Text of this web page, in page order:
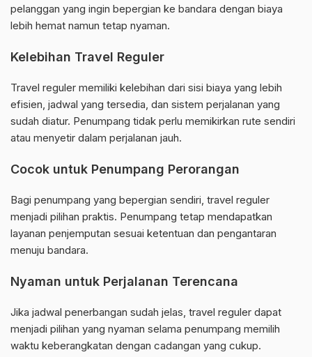
pelanggan yang ingin bepergian ke bandara dengan biaya
lebih hemat namun tetap nyaman.
Kelebihan Travel Reguler
Travel reguler memiliki kelebihan dari sisi biaya yang lebih
efisien, jadwal yang tersedia, dan sistem perjalanan yang
sudah diatur. Penumpang tidak perlu memikirkan rute sendiri
atau menyetir dalam perjalanan jauh.
Cocok untuk Penumpang Perorangan
Bagi penumpang yang bepergian sendiri, travel reguler
menjadi pilihan praktis. Penumpang tetap mendapatkan
layanan penjemputan sesuai ketentuan dan pengantaran
menuju bandara.
Nyaman untuk Perjalanan Terencana
Jika jadwal penerbangan sudah jelas, travel reguler dapat
menjadi pilihan yang nyaman selama penumpang memilih
waktu keberangkatan dengan cadangan yang cukup.